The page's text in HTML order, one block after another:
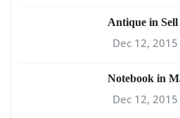
Antique in Sell
Dec 12, 2015
Notebook in
Dec 12, 2015